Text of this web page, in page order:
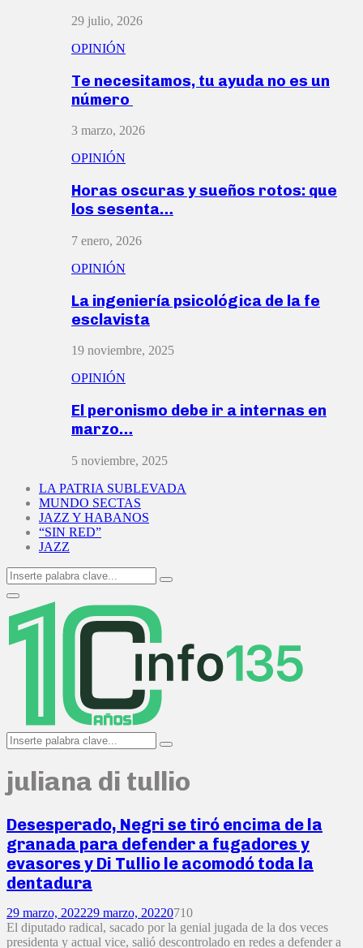
29 julio, 2026
OPINIÓN
Te necesitamos, tu ayuda no es un
número
3 marzo, 2026
OPINIÓN
Horas oscuras y sueños rotos: que
los sesenta…
7 enero, 2026
OPINIÓN
La ingeniería psicológica de la fe
esclavista
19 noviembre, 2025
OPINIÓN
El peronismo debe ir a internas en
marzo…
5 noviembre, 2025
LA PATRIA SUBLEVADA
MUNDO SECTAS
JAZZ Y HABANOS
“SIN RED”
JAZZ
Search
for:
Search
Primary
Menu
Search
for:
Search
juliana di tullio
Desesperado, Negri se tiró encima de la
granada para defender a fugadores y
evasores y Di Tullio le acomodó toda la
dentadura
29 marzo, 202229 marzo, 20220710
El diputado radical, sacado por la genial jugada de la dos veces
presidenta y actual vice, salió descontrolado en redes a defender a